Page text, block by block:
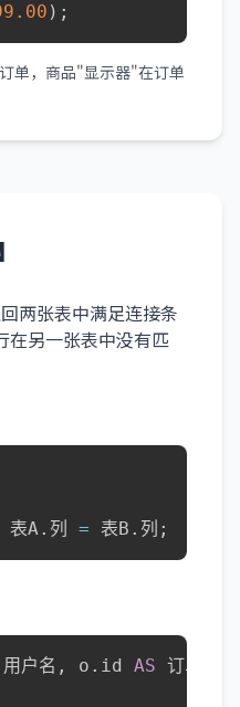
) ;
单，商品"显示器"在订单
回两张表中满足连接条
在另一张表中没有匹
表A. 列 = 表B . 列 ;
用户名 , o . id AS 订单号